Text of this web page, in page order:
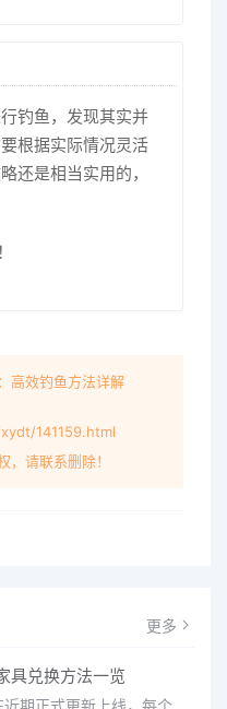
钓鱼，发现其实并
根据实际情况灵活
还是相当实用的，
高效钓鱼方法详解
141159.html
，请联系删除！
更多
具兑换方法一览